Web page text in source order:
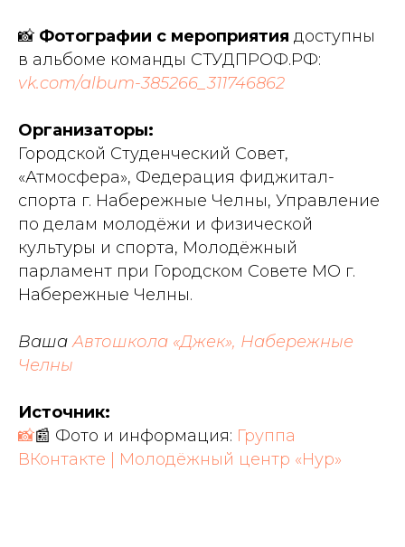
📸 Фотографии с мероприятия доступны
в альбоме команды СТУДПРОФ.РФ:
vk.com/album-385266_311746862
Организаторы:
Городской Студенческий Совет,
«Атмосфера», Федерация фиджитал-
спорта г. Набережные Челны, Управление
по делам молодёжи и физической
культуры и спорта, Молодёжный
парламент при Городском Совете МО г.
Набережные Челны.
ВашаАвтошкола «Джек», Набережные
Челны
Источник:
📸📰 Фото и информация: Группа
ВКонтакте | Молодёжный центр «Нур»